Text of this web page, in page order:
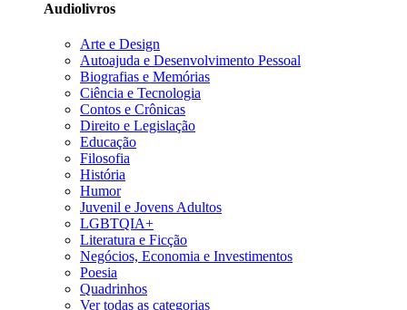
Audiolivros
Arte e Design
Autoajuda e Desenvolvimento Pessoal
Biografias e Memórias
Ciência e Tecnologia
Contos e Crônicas
Direito e Legislação
Educação
Filosofia
História
Humor
Juvenil e Jovens Adultos
LGBTQIA+
Literatura e Ficção
Negócios, Economia e Investimentos
Poesia
Quadrinhos
Ver todas as categorias